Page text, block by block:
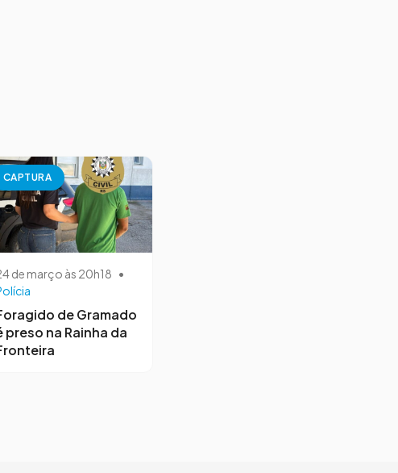
CAPTURA
de março às 20h18 •
de Gramado
preso na Rainha da